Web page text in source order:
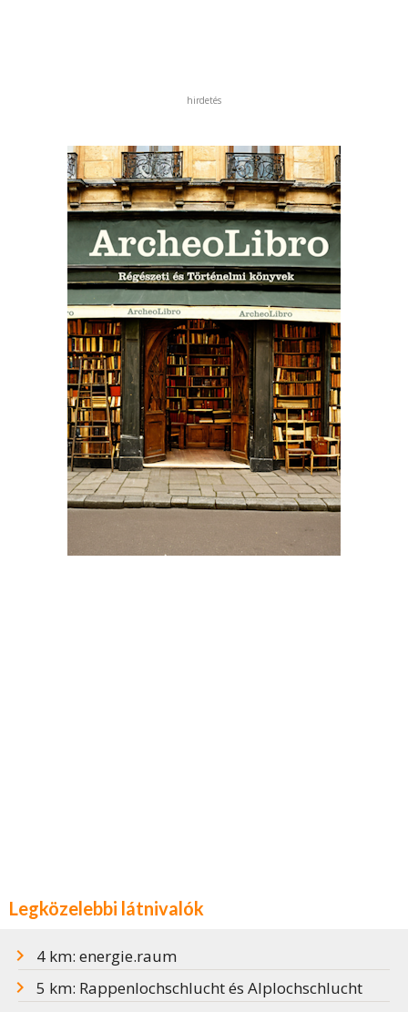
hirdetés
Legközelebbi látnivalók
4 km: energie.raum
5 km: Rappenlochschlucht és Alplochschlucht